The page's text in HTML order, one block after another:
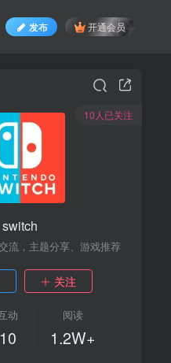
发布 开通会员
10人已关注
switch
流，主题分享、游戏推荐
关注
动
10
阅读
1.2W+